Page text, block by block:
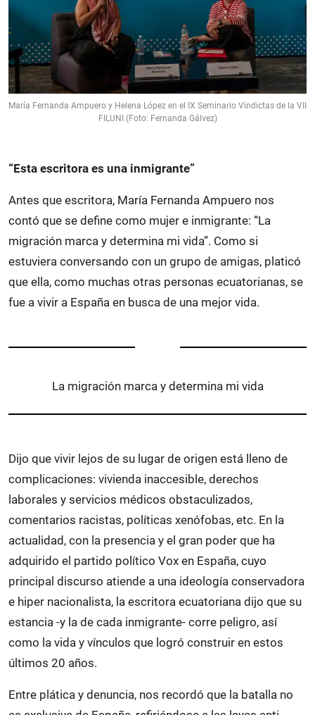
María Fernanda Ampuero y Helena López en el IX Seminario Vindictas de la VII
FILUNI (Foto: Fernanda Gálvez)
“Esta escritora es una inmigrante”
Antes que escritora, María Fernanda Ampuero nos
contó que se define como mujer e inmigrante: “La
migración marca y determina mi vida”. Como si
estuviera conversando con un grupo de amigas, platicó
que ella, como muchas otras personas ecuatorianas, se
fue a vivir a España en busca de una mejor vida.
La migración marca y determina mi vida
Dijo que vivir lejos de su lugar de origen está lleno de
complicaciones: vivienda inaccesible, derechos
laborales y servicios médicos obstaculizados,
comentarios racistas, políticas xenófobas, etc. En la
actualidad, con la presencia y el gran poder que ha
adquirido el partido político Vox en España, cuyo
principal discurso atiende a una ideología conservadora
e hiper nacionalista, la escritora ecuatoriana dijo que su
estancia -y la de cada inmigrante- corre peligro, así
como la vida y vínculos que logró construir en estos
últimos 20 años.
Entre plática y denuncia, nos recordó que la batalla no